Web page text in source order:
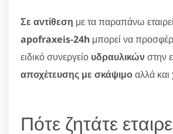
Σε αντίθεση με τα παραπάνω
apofraxeis-24h μπορεί να
ειδικό συνεργείο υδραυλικώνστην
αποχέτευσης με σκάψιμοαλλά και
Πότε ζητάτε